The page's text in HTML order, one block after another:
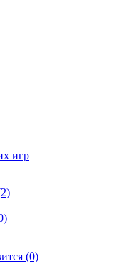
игр
(0)